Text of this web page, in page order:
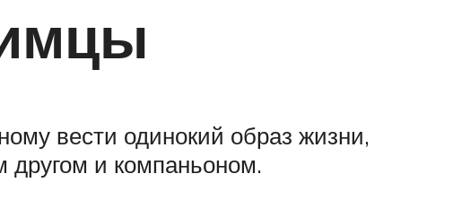
вести одинокий образ жизни,
другом и компаньоном.